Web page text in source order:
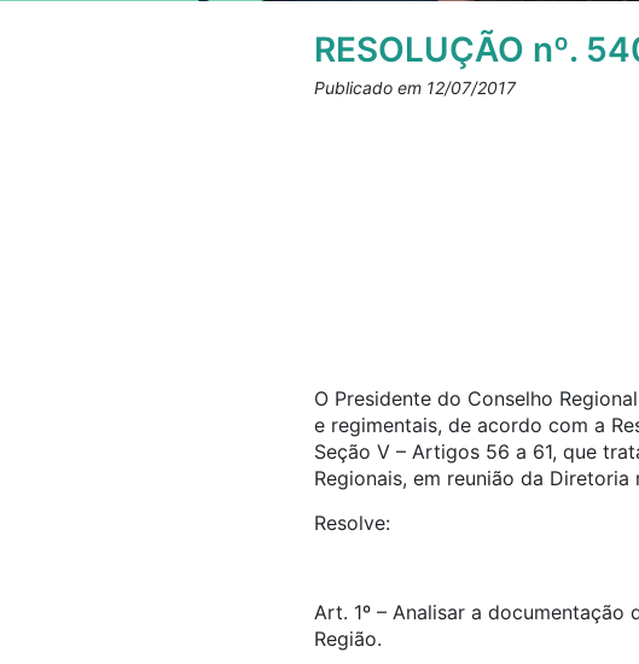
RESOLUÇÃO nº.
Publicado em 12/07/2017
O Presidente do Conselho
e regimentais, de acordo com a
Seção V – Artigos 56 a 61, que
Regionais, em reunião da
Resolve:
Art. 1º – Analisar a documentação
Região.